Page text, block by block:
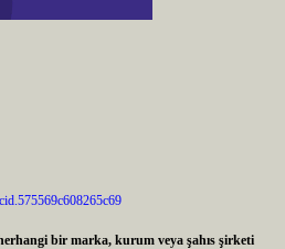
bir marka, kurum veya şahıs şirketi